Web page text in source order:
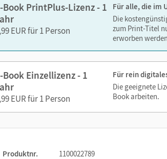
Book PrintPlus-Lizenz - 1
EUR für 1 Person
Für alle, die im
Die
zum Print-Titel
erworben
Book Einzellizenz - 1
EUR für 1 Person
Für rein
Die geeignete
Book arbeiten.
Produktnr.
1100022789